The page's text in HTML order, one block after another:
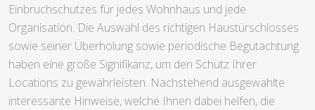
Einbruchschutzes für jedes Wohnhaus und jede
Organisation. Die Auswahl des richtigen Haustürschlosses
sowie seiner Überholung sowie periodische Begutachtung
haben eine große Signifikanz, um den Schutz Ihrer
Locations zu gewährleisten. Nachstehend ausgewählte
interessante Hinweise, welche Ihnen dabei helfen, die